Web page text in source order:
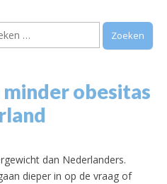
obesitas
dan Nederlanders.
dieper in op de vraag of